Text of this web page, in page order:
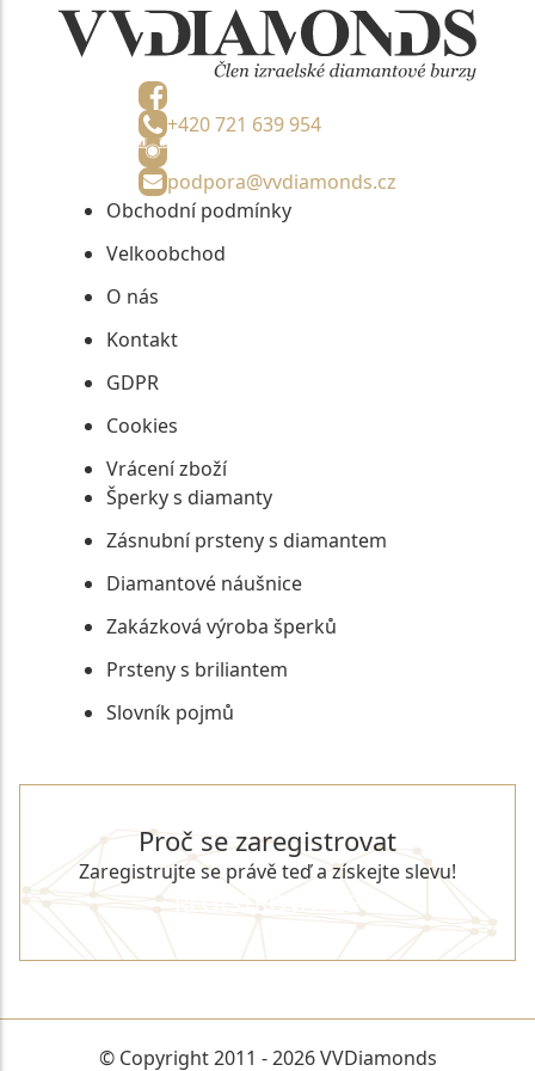
+420 721 639 954
podpora@vvdiamonds.cz
Obchodní podmínky
Velkoobchod
O nás
Kontakt
GDPR
Cookies
Vrácení zboží
Šperky s diamanty
Zásnubní prsteny s diamantem
Diamantové náušnice
Zakázková výroba šperků
Prsteny s briliantem
Slovník pojmů
Proč se zaregistrovat
Zaregistrujte se právě teď a získejte slevu!
REGISTROVAT SE
© Copyright 2011 - 2026 VVDiamonds